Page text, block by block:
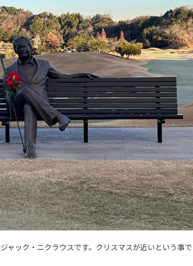
ャック・ニクラウスです。クリスマスが近いという事で